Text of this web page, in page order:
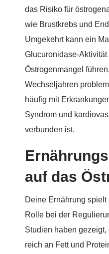
das Risiko für
wie Brustkrebs und
Umgekehrt kann ein
Glucuronidase-Aktivität
Östrogenmangel
Wechseljahren
häufig mit
Syndrom und
verbunden ist.
auf das
Deine Ernährung
Rolle bei der
Studien haben
reich an Fett und